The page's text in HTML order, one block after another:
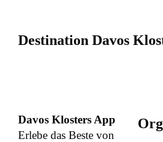
Destination Davos
Davos Klosters App
Erlebe das Beste von